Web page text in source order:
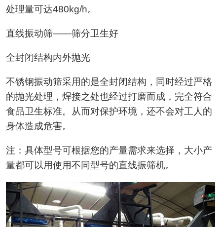
处理量可达480kg/h。
直线振动筛——筛分卫生好
全封闭结构内外抛光
不锈钢振动筛采用的是全封闭结构，同时经过严格
的抛光处理，焊接之处也经过打磨而成，完全符合
食品卫生标准。从而对保护环境，还不会对工人的
身体造成危害。
注：具体型号可根据您的产量需求来选择，大小产
量都可以用使用不同型号的直线振筛机。